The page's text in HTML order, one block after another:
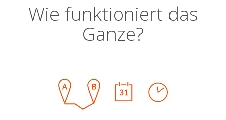
Wie funktioniert das
Ganze?